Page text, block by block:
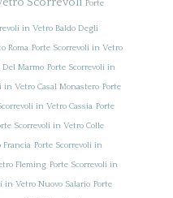
Porte
in Vetro Baldo Degli
Roma Porte Scorrevoli in Vetro
Del Marmo Porte Scorrevoli in
in Vetro Casal Monastero Porte
in Vetro Cassia Porte
Scorrevoli in Vetro Colle
Francia Porte Scorrevoli in
Fleming Porte Scorrevoli in
in Vetro Nuovo Salario Porte